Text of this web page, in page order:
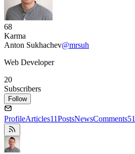
68
Karma
Anton Sukhachev@mrsuh
Web Developer
20
Subscribers
Follow
ProfileArticles11PostsNewsComments51